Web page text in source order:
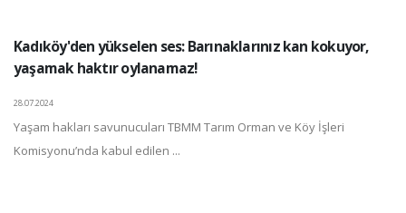
Kadıköy'den yükselen ses: Barınaklarınız kan kokuyor,
yaşamak haktır oylanamaz!
28.07.2024
Yaşam hakları savunucuları TBMM Tarım Orman ve Köy İşleri
Komisyonu’nda kabul edilen ...